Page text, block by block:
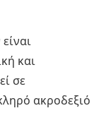
και
σε
ακροδεξιό